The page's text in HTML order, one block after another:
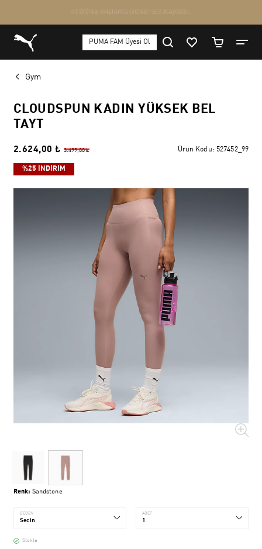
Gym
CLOUDSPUN KADIN YÜKSEK BEL
TAYT
2.624,00 ₺ 3.499,00 ₺ Ürün Kodu: 527452_99
%25 İNDİRİM
Renk: Sandstone
BEDEN ADET
Stokta